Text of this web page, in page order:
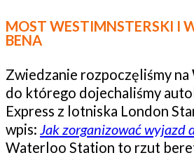
MOST WESTIMNSTERSKI I
BENA
Zwiedzanie rozpoczęliśmy na
do którego dojechaliśmy
Express z lotniska London
wpis: Jak zorganizować wyjazd
Waterloo Station to rzut